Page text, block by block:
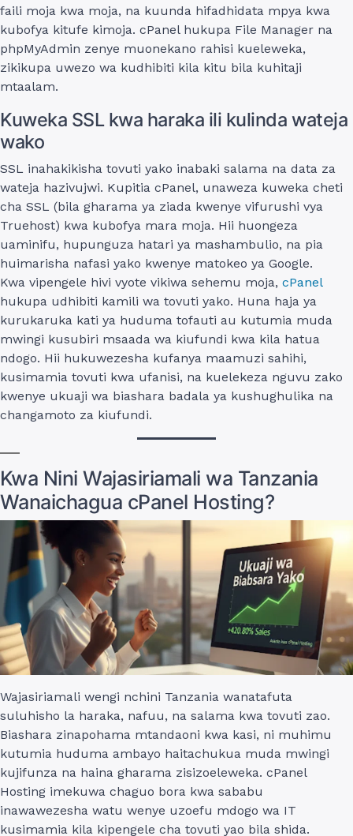
faili moja kwa moja, na kuunda hifadhidata mpya kwa
kubofya kitufe kimoja. cPanel hukupa File Manager na
phpMyAdmin zenye muonekano rahisi kueleweka,
zikikupa uwezo wa kudhibiti kila kitu bila kuhitaji
mtaalam.
Kuweka SSL kwa haraka ili kulinda wateja
wako
SSL inahakikisha tovuti yako inabaki salama na data za
wateja hazivujwi. Kupitia cPanel, unaweza kuweka cheti
cha SSL (bila gharama ya ziada kwenye vifurushi vya
Truehost) kwa kubofya mara moja. Hii huongeza
uaminifu, hupunguza hatari ya mashambulio, na pia
huimarisha nafasi yako kwenye matokeo ya Google.
Kwa vipengele hivi vyote vikiwa sehemu moja, cPanel
hukupa udhibiti kamili wa tovuti yako. Huna haja ya
kurukaruka kati ya huduma tofauti au kutumia muda
mwingi kusubiri msaada wa kiufundi kwa kila hatua
ndogo. Hii hukuwezesha kufanya maamuzi sahihi,
kusimamia tovuti kwa ufanisi, na kuelekeza nguvu zako
kwenye ukuaji wa biashara badala ya kushughulika na
changamoto za kiufundi.
Kwa Nini Wajasiriamali wa Tanzania
Wanaichagua cPanel Hosting?
Wajasiriamali wengi nchini Tanzania wanatafuta
suluhisho la haraka, nafuu, na salama kwa tovuti zao.
Biashara zinapohama mtandaoni kwa kasi, ni muhimu
kutumia huduma ambayo haitachukua muda mwingi
kujifunza na haina gharama zisizoeleweka. cPanel
Hosting imekuwa chaguo bora kwa sababu
inawawezesha watu wenye uzoefu mdogo wa IT
kusimamia kila kipengele cha tovuti yao bila shida.